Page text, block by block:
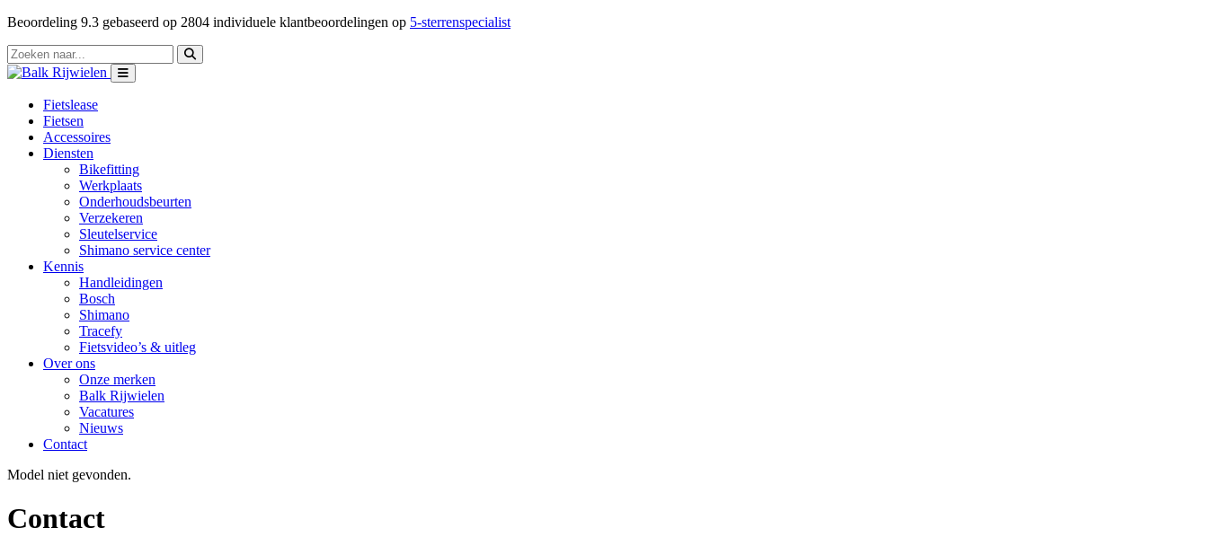
Beoordeling 9.3 gebaseerd op 2804 individuele klantbeoordelingen op 5-sterrenspecialist
Fietslease
Fietsen
Accessoires
Diensten
Bikefitting
Werkplaats
Onderhoudsbeurten
Verzekeren
Sleutelservice
Shimano service center
Kennis
Handleidingen
Bosch
Shimano
Tracefy
Fietsvideo’s & uitleg
Over ons
Onze merken
Balk Rijwielen
Vacatures
Nieuws
Contact
Model niet gevonden.
Contact